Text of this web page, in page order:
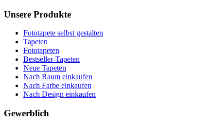
Unsere Produkte
Fototapete selbst gestalten
Tapeten
Fototapeten
Bestseller-Tapeten
Neue Tapeten
Nach Raum einkaufen
Nach Farbe einkaufen
Nach Design einkaufen
Gewerblich